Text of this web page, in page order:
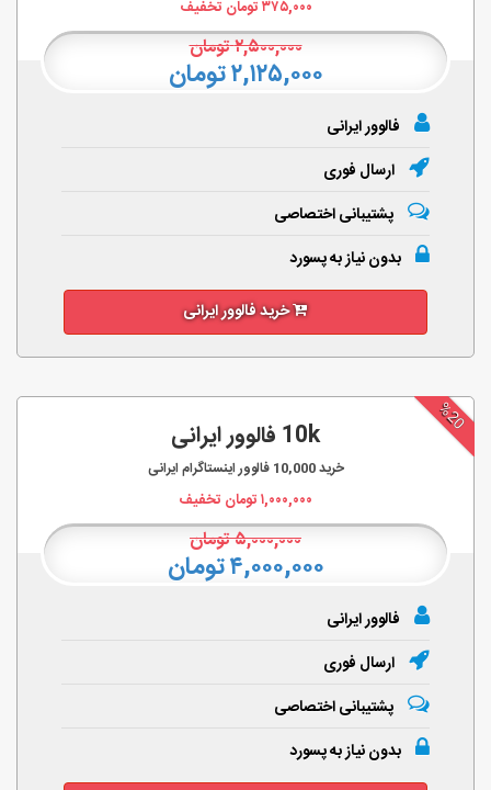
۳۷۵,۰۰۰تومان تخفیف
۲,۵۰۰,۰۰۰تومان
۲,۱۲۵,۰۰۰ تومان
فالوور ایرانی
ارسال فوری
پشتیبانی اختصاصی
بدون نیاز به پسورد
خرید فالوور ایرانی
%20
10k فالوور ایرانی
خرید10,000 فالوور اینستاگرام ایرانی
۱,۰۰۰,۰۰۰تومان تخفیف
۵,۰۰۰,۰۰۰تومان
۴,۰۰۰,۰۰۰ تومان
فالوور ایرانی
ارسال فوری
پشتیبانی اختصاصی
بدون نیاز به پسورد